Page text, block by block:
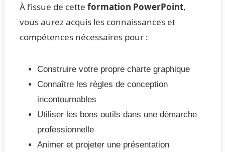
À l’issue de cette formation PowerPoint,
vous aurez acquis les connaissances et
compétences nécessaires pour :
Construire votre propre charte graphique
Connaître les règles de conception
incontournables
Utiliser les bons outils dans une démarche
professionnelle
Animer et projeter une présentation